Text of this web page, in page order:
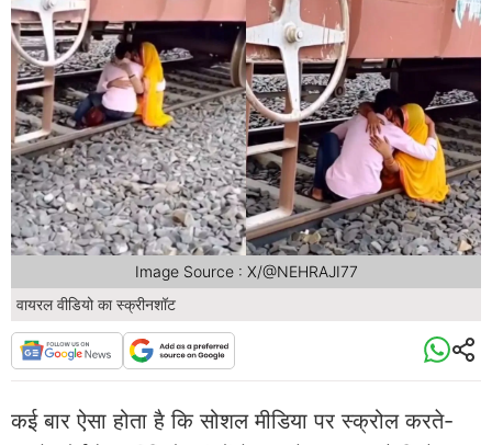
वायरल वीडियो का स्क्रीनशॉट
Image Source : X/@NEHRAJI77
कई बार ऐसा होता है कि सोशल मीडिया पर स्क्रोल करते-